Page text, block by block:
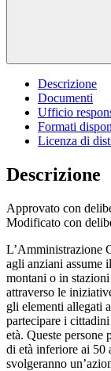
Descrizione
Documenti
Ufficio
Formati
Licenza di
Descrizione
Approvato con
Modificato con
L’Amministrazione
agli anziani assume
montani o in
attraverso le
gli elementi allegati
partecipare i
età. Queste persone
di età inferiore ai 50
svolgeranno